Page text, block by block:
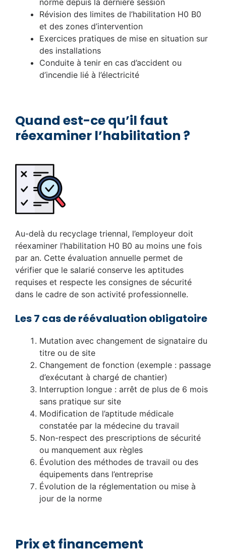
norme depuis la dernière session
Révision des limites de l’habilitation H0 B0
et des zones d’intervention
Exercices pratiques de mise en situation sur
des installations
Conduite à tenir en cas d’accident ou
d’incendie lié à l’électricité
Quand est-ce qu’il faut
réexaminer l’habilitation ?
Au-delà du recyclage triennal, l’employeur doit
réexaminer l’habilitation H0 B0 au moins une fois
par an. Cette évaluation annuelle permet de
vérifier que le salarié conserve les aptitudes
requises et respecte les consignes de sécurité
dans le cadre de son activité professionnelle.
Les 7 cas de réévaluation obligatoire
Mutation avec changement de signataire du
titre ou de site
Changement de fonction (exemple : passage
d’exécutant à chargé de chantier)
Interruption longue : arrêt de plus de 6 mois
sans pratique sur site
Modification de l’aptitude médicale
constatée par la médecine du travail
Non-respect des prescriptions de sécurité
ou manquement aux règles
Évolution des méthodes de travail ou des
équipements dans l’entreprise
Évolution de la réglementation ou mise à
jour de la norme
Prix et financement